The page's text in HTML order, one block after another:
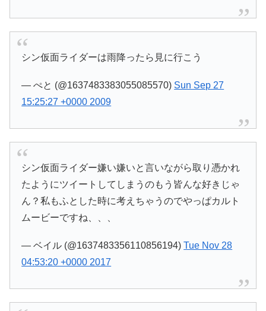
シン仮面ライダーは雨降ったら見に行こう
— ぺと (@1637483383055085570) Sun Sep 27
15:25:27 +0000 2009
シン仮面ライダー嫌い嫌いと言いながら取り憑かれ
たようにツイートしてしまうのもう皆んな好きじゃ
ん？私もふとした時に考えちゃうのでやっぱカルト
ムービーですね、、、
— ベイル (@1637483356110856194)Tue Nov 28
04:53:20 +0000 2017